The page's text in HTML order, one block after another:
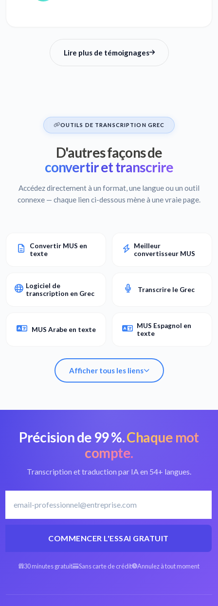
Lire plus de témoignages
OUTILS DE TRANSCRIPTION GREC
D'autres façons de
convertir et transcrire
Accédez directement à un format, une langue ou un outil
connexe — chaque lien ci-dessous mène à une vraie page.
Convertir MUS en
texte
Meilleur
convertisseur MUS
Logiciel de
transcription en Grec
Transcrire le Grec
MUS Arabe en texte
MUS Espagnol en
texte
Afficher tous les liens
Convertir MUS en
texte
Meilleur
convertisseur MUS
Logiciel de
Transcrire le Grec
MUS Arabe en texte
Précision de 99 %.Chaque mot
compte.
Transcription et traduction par IA en 54+ langues.
COMMENCER L'ESSAI GRATUIT
30 minutes gratuit Sans carte de crédit Annulez à tout moment